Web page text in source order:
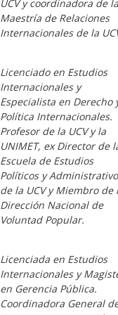
UCV y coordinadora de la
Maestría de Relaciones
Internacionales de la
Licenciado en Estudios
Internacionales y
Especialista en Derecho
Política Internacionales.
Profesor de la UCV y la
UNIMET, ex Director de
Escuela de Estudios
Políticos y
de la UCV y Miembro de
Dirección Nacional de
Voluntad Popular.
Licenciada en Estudios
Internacionales y
en Gerencia Pública.
Coordinadora General